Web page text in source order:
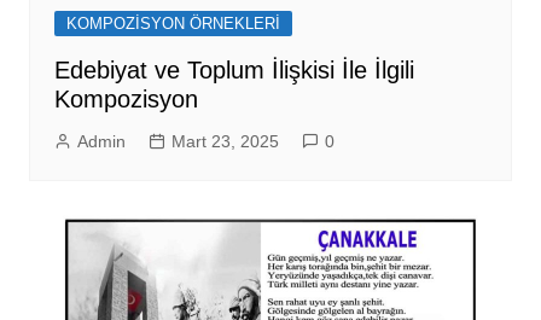
KOMPOZİSYON ÖRNEKLERİ
Edebiyat ve Toplum İlişkisi İle İlgili
Kompozisyon
Admin Mart 23, 2025 0